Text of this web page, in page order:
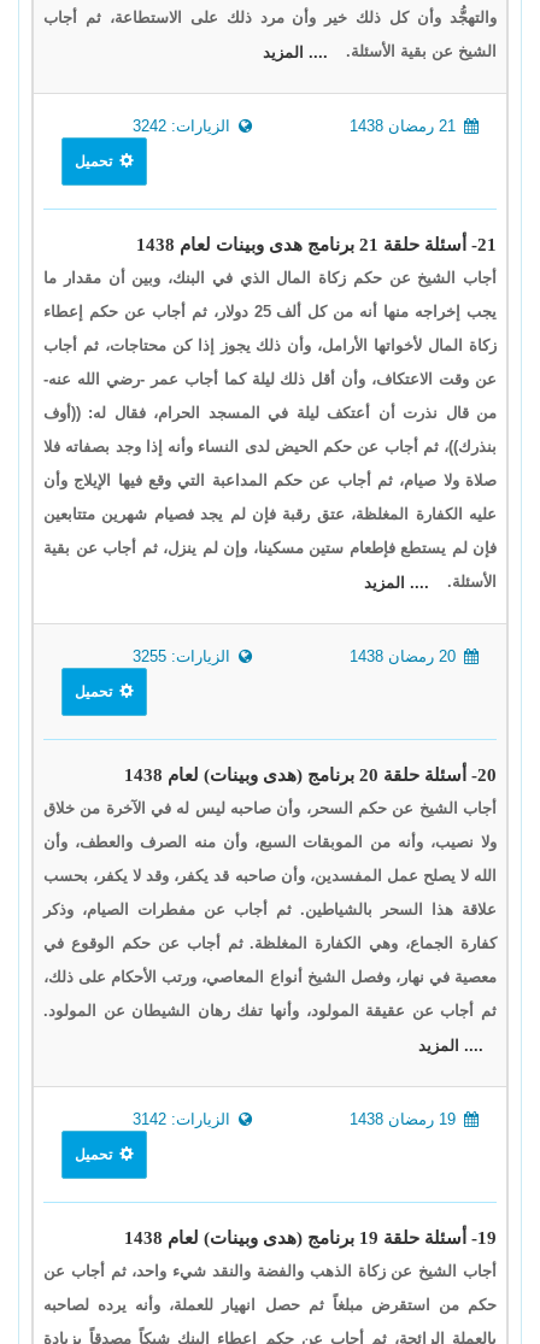
والتهجُّد وأن كل ذلك خير وأن مرد ذلك على الاستطاعة، ثم أجاب
الشيخ عن بقية الأسئلة.
.... المزيد
الزيارات: 3242
تحميل
21- أسئلة حلقة 21 برنامج هدى وبينات لعام 1438
أجاب الشيخ عن حكم زكاة المال الذي في البنك، وبين أن مقدار ما
يجب إخراجه منها أنه من كل ألف 25 دولار، ثم أجاب عن حكم إعطاء
زكاة المال لأخواتها الأرامل، وأن ذلك يجوز إذا كن محتاجات، ثم أجاب
عن وقت الاعتكاف، وأن أقل ذلك ليلة كما أجاب عمر -رضي الله عنه-
من قال نذرت أن أعتكف ليلة في المسجد الحرام، فقال له: ((أوف
بنذرك))، ثم أجاب عن حكم الحيض لدى النساء وأنه إذا وجد بصفاته فلا
صلاة ولا صيام، ثم أجاب عن حكم المداعبة التي وقع فيها الإيلاج وأن
عليه الكفارة المغلظة، عتق رقبة فإن لم يجد فصيام شهرين متتابعين
فإن لم يستطع فإطعام ستين مسكينا، وإن لم ينزل، ثم أجاب عن بقية
الأسئلة.
.... المزيد
الزيارات: 3255
تحميل
20- أسئلة حلقة 20 برنامج (هدى وبينات) لعام 1438
أجاب الشيخ عن حكم السحر، وأن صاحبه ليس له في الآخرة من خلاق
ولا نصيب، وأنه من الموبقات السبع، وأن منه الصرف والعطف، وأن
الله لا يصلح عمل المفسدين، وأن صاحبه قد يكفر، وقد لا يكفر، بحسب
علاقة هذا السحر بالشياطين. ثم أجاب عن مفطرات الصيام، وذكر
كفارة الجماع، وهي الكفارة المغلظة. ثم أجاب عن حكم الوقوع في
معصية في نهار، وفصل الشيخ أنواع المعاصي، ورتب الأحكام على ذلك،
ثم أجاب عن عقيقة المولود، وأنها تفك رهان الشيطان عن المولود.
.... المزيد
الزيارات: 3142
تحميل
19- أسئلة حلقة 19 برنامج (هدى وبينات) لعام 1438
أجاب الشيخ عن زكاة الذهب والفضة والنقد شيء واحد، ثم أجاب عن
حكم من استقرض مبلغاً ثم حصل انهيار للعملة، وأنه يرده لصاحبه
بالعملة الرائجة، ثم أجاب عن حكم اعطاء البنك شيكاً مصدقاً بزيادة